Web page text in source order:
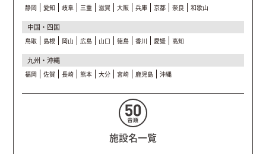
静岡 愛知 岐阜 三重 滋賀 大阪 兵庫 京都 奈良 和歌山
中国・四国
鳥取 島根 岡山 広島 山口 徳島 香川 愛媛 高知
九州・沖縄
福岡 佐賀 長崎 熊本 大分 宮崎 鹿児島 沖縄
施設名一覧